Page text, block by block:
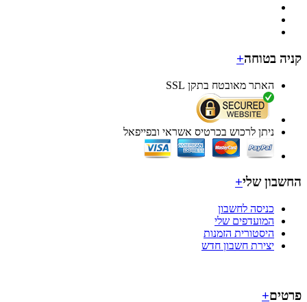
קניה בטוחה+
האתר מאובטח בתקן SSL
ניתן לרכוש בכרטיס אשראי ובפייפאל
החשבון שלי+
כניסה לחשבון
המועדפים שלי
היסטורית הזמנות
יצירת חשבון חדש
פרטים+